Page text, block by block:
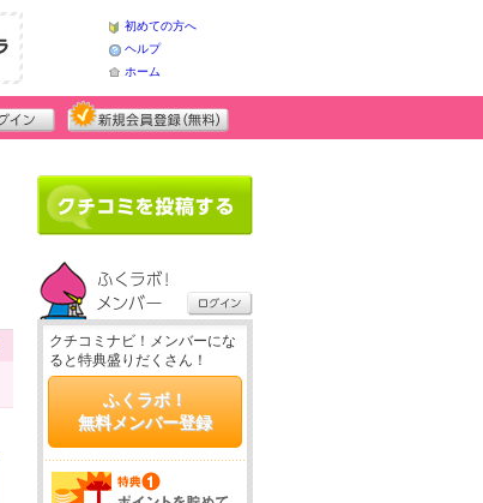
初めての方へ
ヘルプ
ホーム
クチコミナビ！メンバーにな
ると特典盛りだくさん！
ふくラボ！
無料メンバー登録